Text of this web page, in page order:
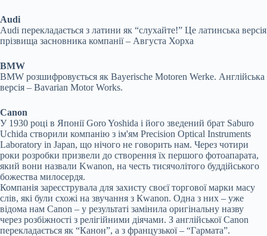
Audi
Audi перекладається з латини як “слухайте!” Це латинська версія
прізвища засновника компанії – Августа Хорха
BMW
BMW розшифровується як Bayerische Motoren Werke. Англійська
версія – Bavarian Motor Works.
Canon
У 1930 році в Японії Goro Yoshida і його зведений брат Saburo
Uchida створили компанію з ім'ям Precision Optical Instruments
Laboratory in Japan, що нічого не говорить нам. Через чотири
роки розробки призвели до створення їх першого фотоапарата,
який вони назвали Kwanon, на честь тисячолітого буддійського
божества милосердя.
Компанія зареєструвала для захисту своєї торгової марки масу
слів, які були схожі на звучання з Кwanon. Одна з них – уже
відома нам Canon – у результаті замінила оригінальну назву
через розбіжності з релігійними діячами. З англійської Canon
перекладається як “Канон”, а з французької – “Гармата”.